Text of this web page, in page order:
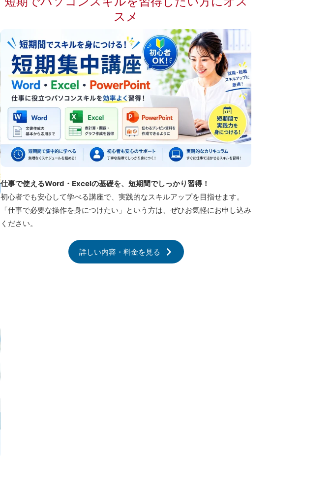
スメ
仕事で使えるWord・Excelの基礎を、短期間でしっかり習得！
初心者でも安心して学べる講座で、実践的なスキルアップを目指せます。
「仕事で必要な操作を身につけたい」という方は、ぜひお気軽にお申し込み
ください。
詳しい内容・料金を見る